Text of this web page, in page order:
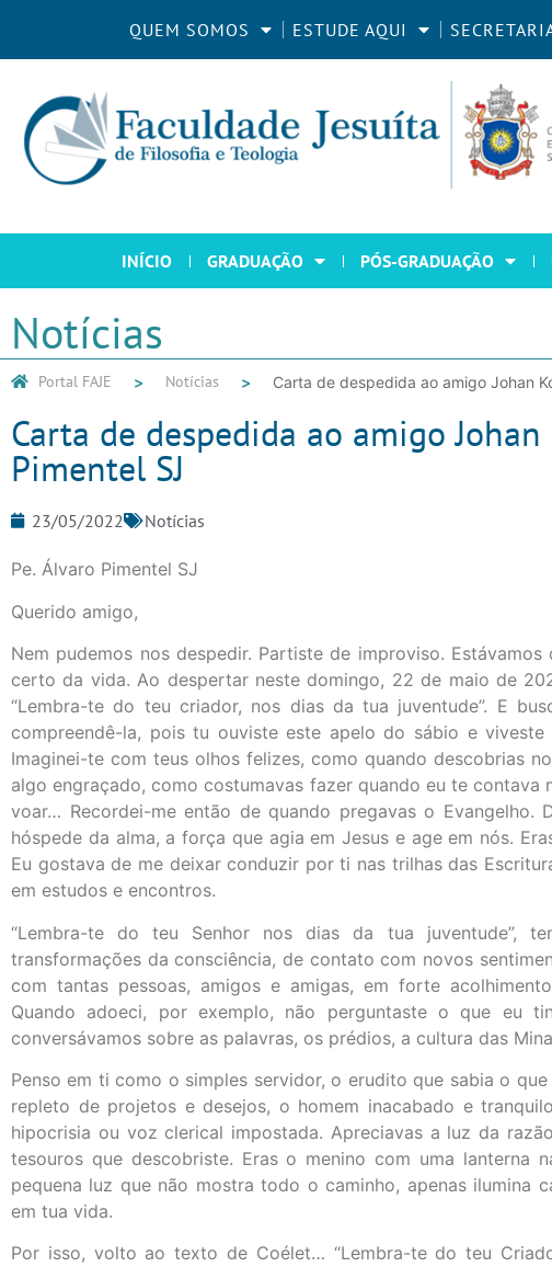
QUEM SOMOS ESTUDE AQUI
INÍCIO GRADUAÇÃO PÓS-GRADUAÇÃO
Notícias
Portal FAJE Notícias Carta de despedida ao amigo Johan
Carta de despedida ao amigo
Pimentel SJ
23/05/2022 Notícias
Pe. Álvaro Pimentel SJ
Querido amigo,
Nem pudemos nos despedir. Partiste de improviso.
certo da vida. Ao despertar neste domingo, 22 de maio de
“Lembra-te do teu criador, nos dias da tua juventude”. E
compreendê-la, pois tu ouviste este apelo do sábio e
Imaginei-te com teus olhos felizes, como quando descobrias
algo engraçado, como costumavas fazer quando eu te contava
voar… Recordei-me então de quando pregavas o
hóspede da alma, a força que agia em Jesus e age em nós.
Eu gostava de me deixar conduzir por ti nas trilhas das
em estudos e encontros.
“Lembra-te do teu Senhor nos dias da tua juventude”,
transformações da consciência, de contato com novos
com tantas pessoas, amigos e amigas, em forte
Quando adoeci, por exemplo, não perguntaste o que eu
conversávamos sobre as palavras, os prédios, a cultura das
Penso em ti como o simples servidor, o erudito que sabia o
repleto de projetos e desejos, o homem inacabado e
hipocrisia ou voz clerical impostada. Apreciavas a luz da
tesouros que descobriste. Eras o menino com uma lanterna
pequena luz que não mostra todo o caminho, apenas ilumina
em tua vida.
Por isso, volto ao texto de Coélet… “Lembra-te do teu